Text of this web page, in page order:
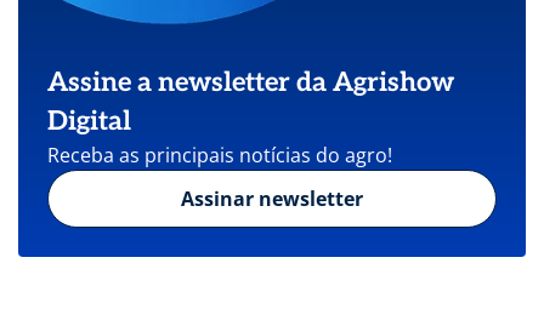
Assine a newsletter da Agrishow
Digital
Receba as principais notícias do agro!
Assinar newsletter